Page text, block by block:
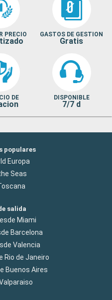
PRECIO GASTOS DE GESTION
Gratis
DE DISPONIBLE
7/7 d
populares
Europa
Seas
salida
Miami
Barcelona
Valencia
Rio de Janeiro
Buenos Aires